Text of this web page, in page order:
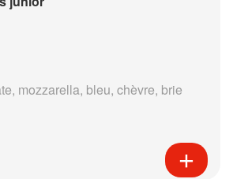
mozzarella, bleu, chèvre, brie